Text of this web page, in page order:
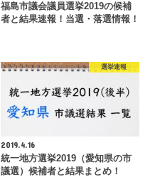
福島市議会議員選挙2019の候補
者と結果速報！当選・落選情報！
選挙速報
2019.4.16
統一地方選挙2019（愛知県の市
議選）候補者と結果まとめ！